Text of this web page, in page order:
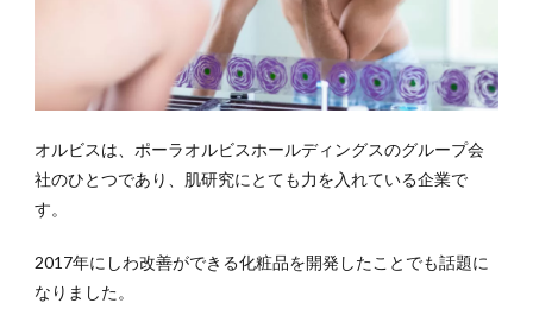
4.1
ンケ
アを
い
4.2
オルビスは、ポーラオルビスホールディングスのグループ会
社のひとつであり、肌研究にとても力を入れている企業で
す。
2017年にしわ改善ができる化粧品を開発したことでも話題に
なりました。